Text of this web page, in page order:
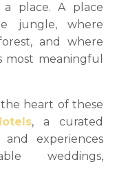
place. A place
jungle, where
and where
most meaningful
heart of these
, a curated
experiences
weddings,